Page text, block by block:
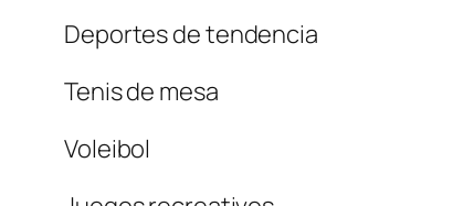
Deportes de tendencia
Tenis de mesa
Voleibol